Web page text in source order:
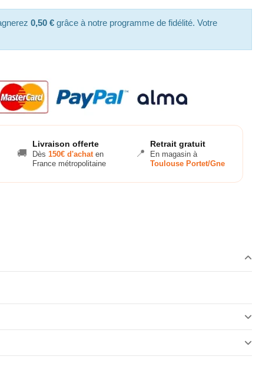
0,50 € grâce à notre programme de fidélité. Votre
🚚
Livraison offerte
Dès 150€ d'achaten
France métropolitaine
📍
Retrait gratuit
En magasin à
Toulouse Portet/Gne